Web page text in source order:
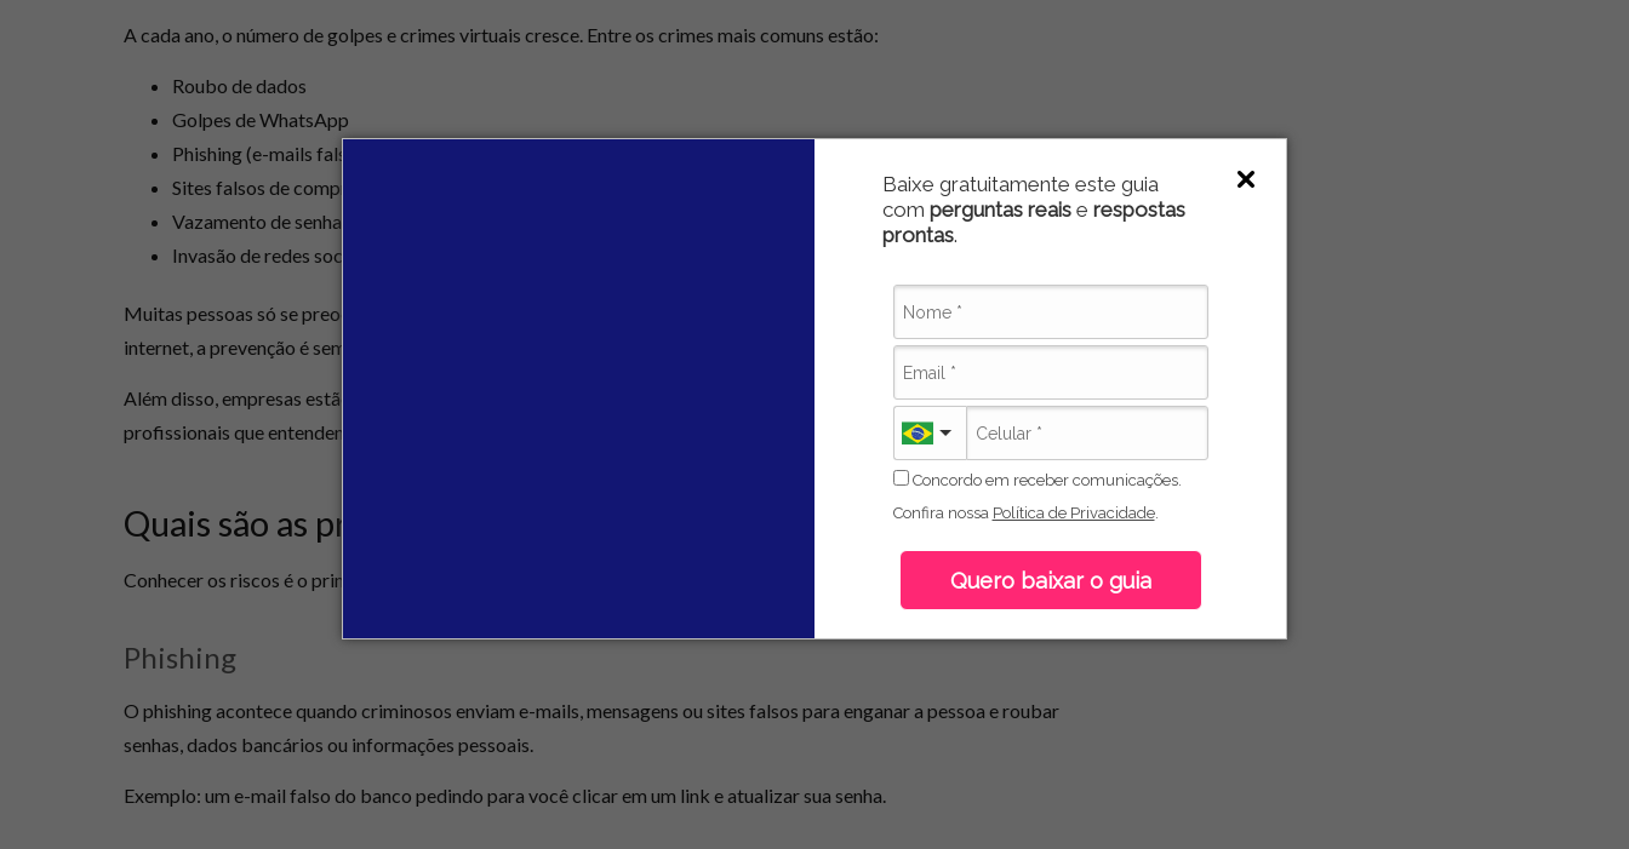
Baixe gratuitamente este guia
com perguntas reais e respostas
prontas.
Concordo em receber comunicações.
Confira nossa Política de Privacidade.
Quero baixar o guia
A cada ano, o número de golpes e crimes virtuais cresce. Entre os crimes mais comuns estão:
Roubo de dados
Golpes de WhatsApp
Phishing (e-mails falsos)
Sites falsos de compras
Vazamento de senhas
Invasão de redes sociais
Muitas pessoas só se preocupam com segurança depois que já foram vítimas de um golpe. O problema é que, na
internet, a prevenção é sempre o melhor caminho.
Além disso, empresas estão cada vez mais preocupadas com segurança da informação, o que faz com que
profissionais que entendem de tecnologia e segurança digital tenham mais oportunidades no mercado de trabalho.
Quais são as principais ameaças na internet?
Conhecer os riscos é o primeiro passo para se proteger. Veja as ameaças mais comuns:
Phishing
O phishing acontece quando criminosos enviam e-mails, mensagens ou sites falsos para enganar a pessoa e roubar
senhas, dados bancários ou informações pessoais.
Exemplo: um e-mail falso do banco pedindo para você clicar em um link e atualizar sua senha.